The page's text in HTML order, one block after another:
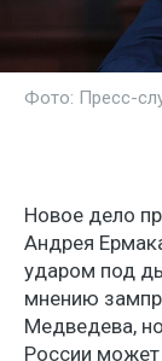
Фото: Пресс-
Новое дело
Андрея
ударом под
мнению
Медведева,
России